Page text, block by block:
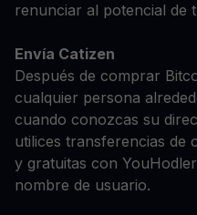
renunciar al potencial de
Envía Catizen
Después de comprar
cualquier persona
cuando conozcas su
utilices transferencias de
y gratuitas con
nombre de usuario.